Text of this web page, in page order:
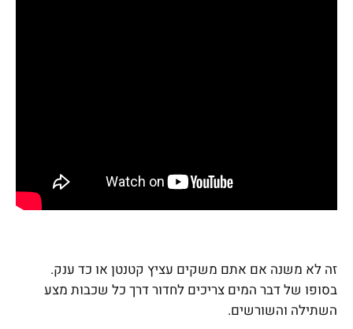
זה לא משנה אם אתם משקים עציץ קטנטן או כד ענק.
בסופו של דבר המים צריכים לחדור דרך כל שכבות מצע
השתילה והשורשים.